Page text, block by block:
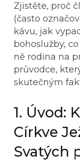
Zjistěte, proč
(často
kávu, jak
bohoslužby,
ně rodina na
průvodce,
skutečným
1. Úvod:
Církve
Svatých